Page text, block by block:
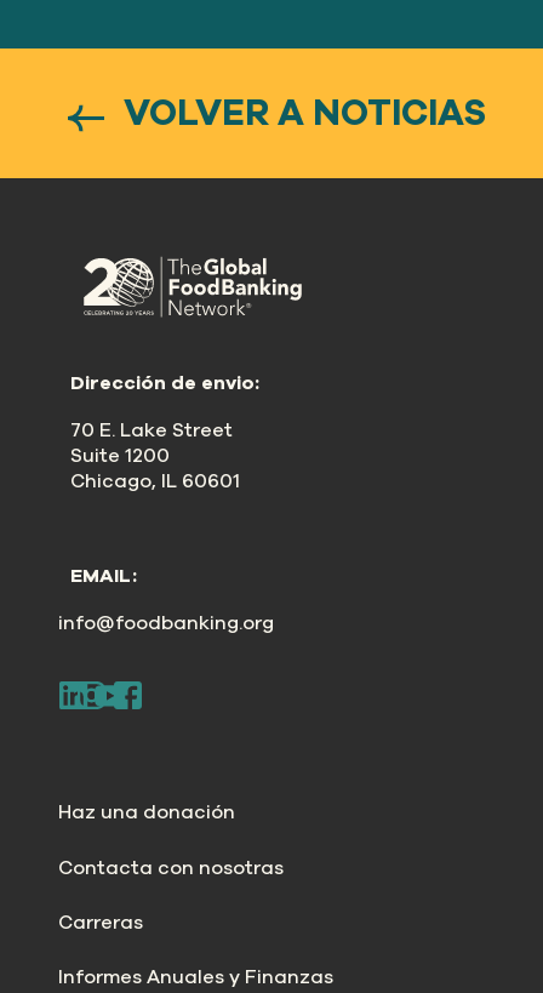
VOLVER A NOTICIAS
Dirección de envio:
70 E. Lake Street
Suite 1200
Chicago, IL 60601
EMAIL:
info@foodbanking.org
Haz una donación
Contacta con nosotras
Carreras
Informes Anuales y Finanzas